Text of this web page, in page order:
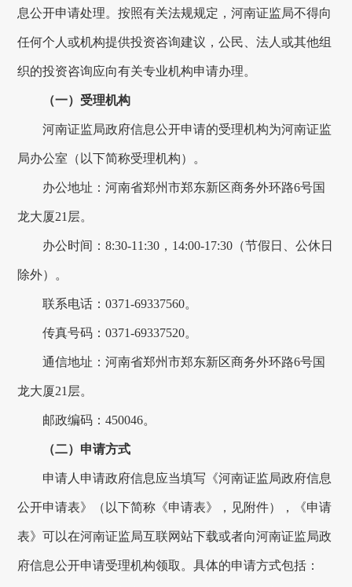
息公开申请处理。按照有关法规规定，河南证监局不得向
任何个人或机构提供投资咨询建议，公民、法人或其他组
织的投资咨询应向有关专业机构申请办理。
（一）受理机构
河南证监局政府信息公开申请的受理机构为河南证监
局办公室 （以下简称受理机构）。
办公地址：河南省郑州市郑东新区商务外环路6号国
龙大厦21 层。
办公时间：8:30-11 :30 ， 14:00-17:30 （节假日、公休日
除外）。
联系电话：0371-69337560。
传真号码：0371-69337520。
通信地址：河南省郑州市郑东新区商务外环路6号国
龙大厦21 层。
邮政编码：450046。
（二）申请方式
申请人申请政府信息应当填写《河南证监局政府信息
公开申请表》（以下简称《申请表》，见附件），《申请
表》可以在河南证监局互联网站下载或者向河南证监局政
府信息公开申请受理机构领取。具体的申请方式包括：